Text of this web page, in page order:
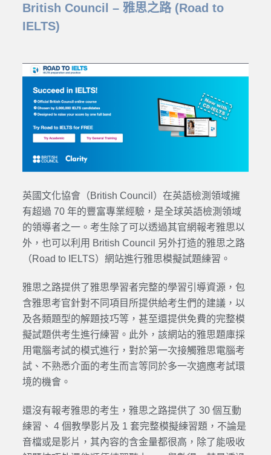
British Council – 雅思之路 (Road to
IELTS)
英國文化協會（British Council）在英語檢測領域擁
有超過 70 年的豐富專業經驗，是全球英語檢測領域
的領導者之一。考生除了可以透過其官網報考雅思以
外，也可以利用 British Council 另外打造的雅思之路
（Road to IELTS）網站進行雅思模擬試題練習。
雅思之路提供了雅思學習者完整的學習引導資源，包
含雅思考官針對不同項目所提供給考生們的建議，以
及各類題型的解題技巧等，甚至還提供免費的完整模
擬試題供考生進行練習。此外，該網站的雅思題庫採
用電腦考試的模式進行，對於第一次接觸雅思電腦考
試、不熟悉介面的考生而言等同於多一次適應考試環
境的機會。
還沒有報考雅思的考生，雅思之路提供了 30 個互動
練習、 4 個教學影片及 1 套完整模擬練習題，不論是
音檔或是影片，其內容的含金量都很高，除了能吸收